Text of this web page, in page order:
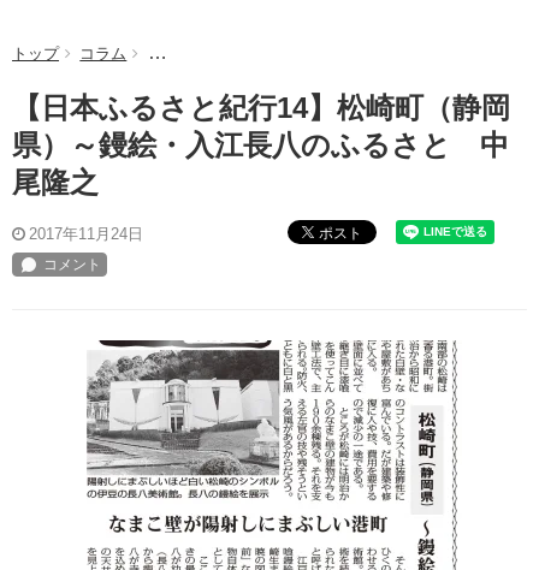
トップ コラム 【日本ふるさと紀行14】松崎町（静岡県）～鏝絵・
【日本ふるさと紀行14】松崎町（静岡
県）～鏝絵・入江長八のふるさと 中
尾隆之
2017年11月24日 ポスト